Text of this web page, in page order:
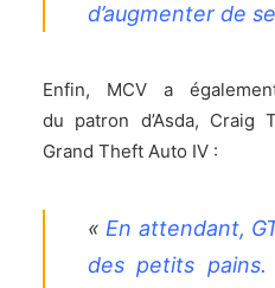
d’augmenter de
Enfin, MCV a
du patron d’Asda,
Grand Theft Auto IV :
« En attendant,
des petits pains.